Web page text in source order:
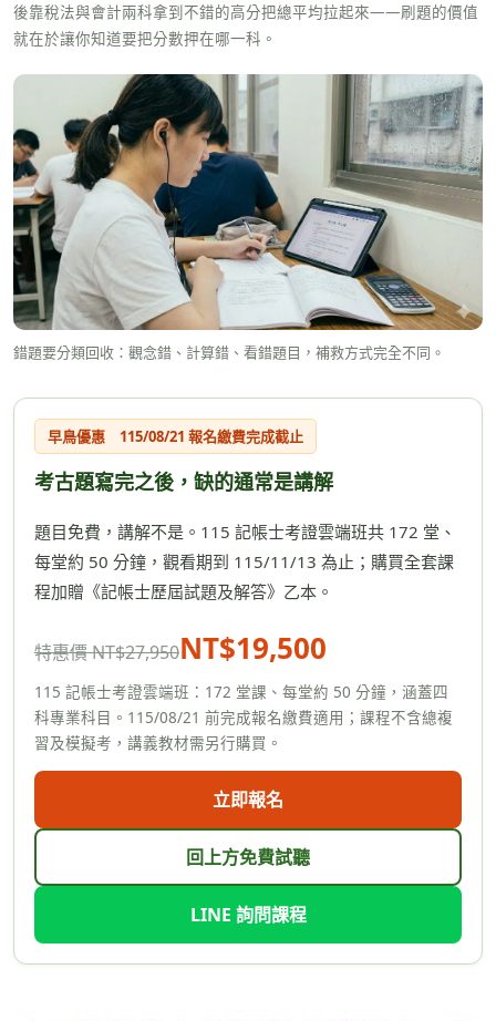
後靠稅法與會計兩科拿到不錯的高分把總平均拉起來——刷題的價值
就在於讓你知道要把分數押在哪一科。
錯題要分類回收：觀念錯、計算錯、看錯題目，補救方式完全不同。
早鳥優惠 115/08/21 報名繳費完成截止
考古題寫完之後，缺的通常是講解
題目免費，講解不是。115 記帳士考證雲端班共 172 堂、
每堂約 50 分鐘，觀看期到 115/11/13 為止；購買全套課
程加贈《記帳士歷屆試題及解答》乙本。
特惠價 NT$27,950NT$19,500
115 記帳士考證雲端班：172 堂課、每堂約 50 分鐘，涵蓋四
科專業科目。115/08/21 前完成報名繳費適用；課程不含總複
習及模擬考，講義教材需另行購買。
立即報名
回上方免費試聽
LINE 詢問課程